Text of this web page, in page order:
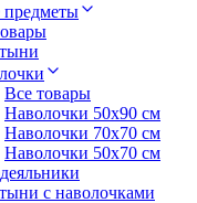
Все товары
Наволочки 50x90 см
Наволочки 70x70 cм
Наволочки 50х70 см
с наволочками